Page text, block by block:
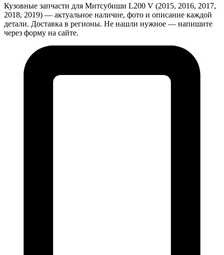
Кузовные запчасти для Митсубиши L200 V (2015, 2016, 2017,
2018, 2019) — актуальное наличие, фото и описание каждой
детали. Доставка в регионы. Не нашли нужное — напишите
через форму на сайте.